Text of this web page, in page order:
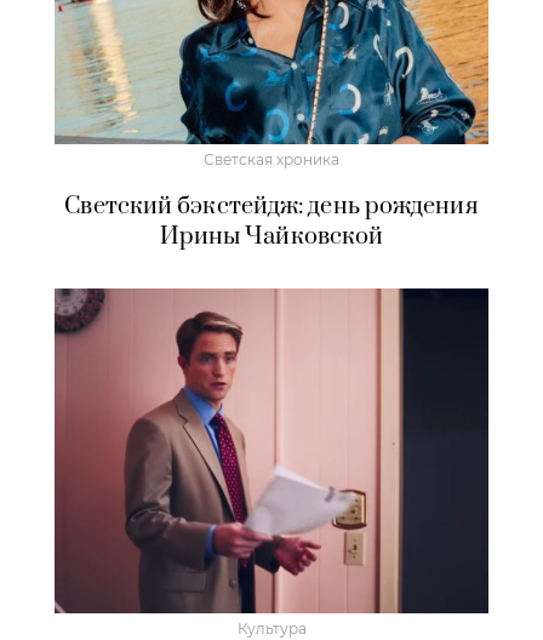
Светская хроника
Светский бэкстейдж: день рождения
Ирины Чайковской
Культура